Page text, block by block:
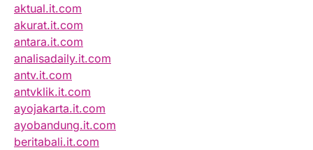
aktual.it.com
akurat.it.com
antara.it.com
analisadaily.it.com
antv.it.com
antvklik.it.com
ayojakarta.it.com
ayobandung.it.com
beritabali.it.com